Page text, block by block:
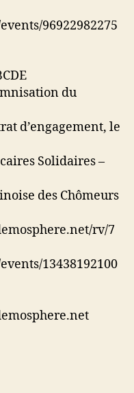
96922982275
du
d’engagement, le
Solidaires –
des Chômeurs
rv/7
13438192100